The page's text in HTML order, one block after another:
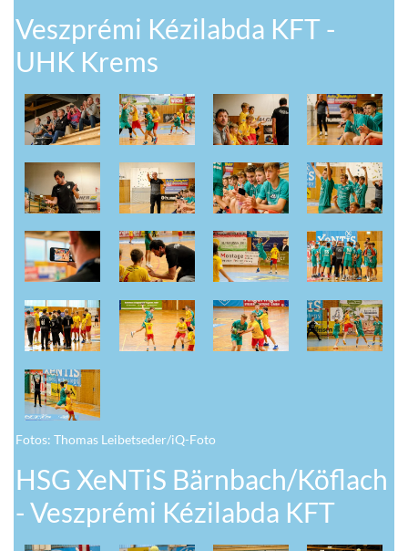
Veszprémi Kézilabda KFT -
UHK Krems
Fotos: Thomas Leibetseder/iQ-Foto
HSG XeNTiS Bärnbach/Köflach
- Veszprémi Kézilabda KFT